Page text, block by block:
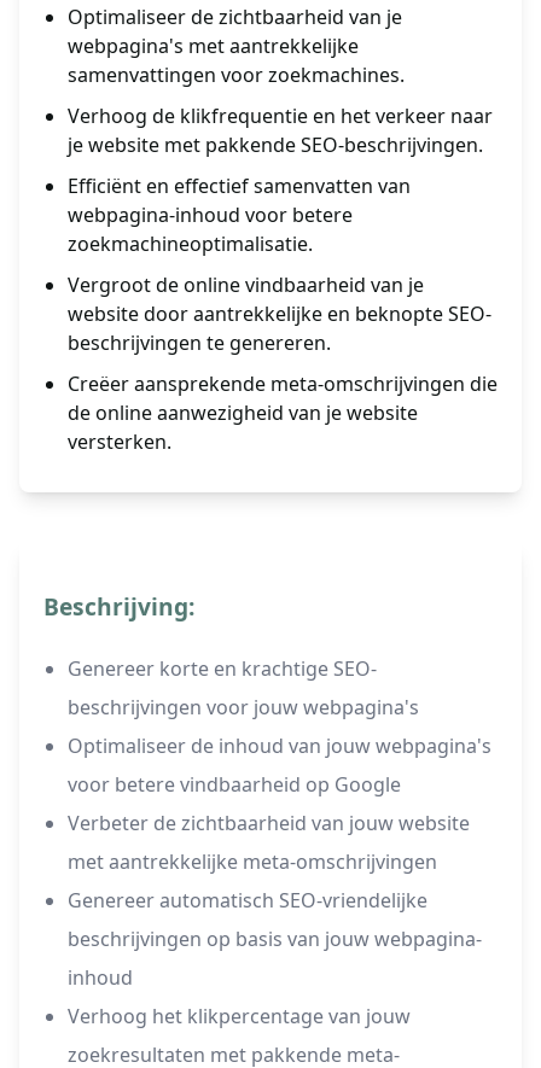
Optimaliseer de zichtbaarheid van je
webpagina's met aantrekkelijke
samenvattingen voor zoekmachines.
Verhoog de klikfrequentie en het verkeer naar
je website met pakkende SEO-beschrijvingen.
Efficiënt en effectief samenvatten van
webpagina-inhoud voor betere
zoekmachineoptimalisatie.
Vergroot de online vindbaarheid van je
website door aantrekkelijke en beknopte SEO-
beschrijvingen te genereren.
Creëer aansprekende meta-omschrijvingen die
de online aanwezigheid van je website
versterken.
Beschrijving:
Genereer korte en krachtige SEO-
beschrijvingen voor jouw webpagina's
Optimaliseer de inhoud van jouw webpagina's
voor betere vindbaarheid op Google
Verbeter de zichtbaarheid van jouw website
met aantrekkelijke meta-omschrijvingen
Genereer automatisch SEO-vriendelijke
beschrijvingen op basis van jouw webpagina-
inhoud
Verhoog het klikpercentage van jouw
zoekresultaten met pakkende meta-